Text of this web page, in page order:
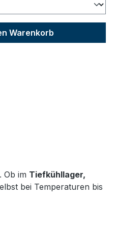
Wert
Warenkorb
Ob im Tiefkühllager,
bei Temperaturen bis